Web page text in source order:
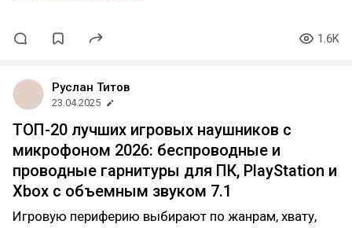
1.6K
Руслан Титов
23.04.2025
ТОП-20 лучших игровых наушников с
микрофоном 2026: беспроводные и
проводные гарнитуры для ПК, PlayStation и
Xbox с объемным звуком 7.1
Игровую периферию выбирают по жанрам, хвату,